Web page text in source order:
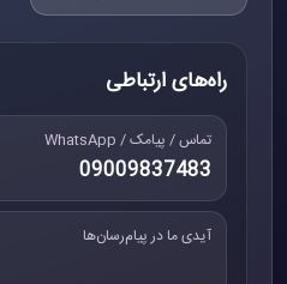
راه‌های ارتباطی
تماس / پیامک / WhatsApp
09009837483
آیدی ما در پیام‌رسان‌ها